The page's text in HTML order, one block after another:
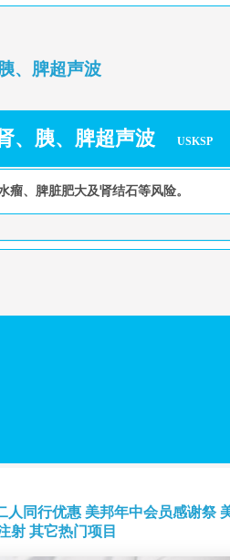
、脾超声波
、胰、脾超声波 USKSP
瘤、脾脏肥大及肾结石等风险。
人同行优惠 美邦年中会员感谢祭
射 其它热门项目